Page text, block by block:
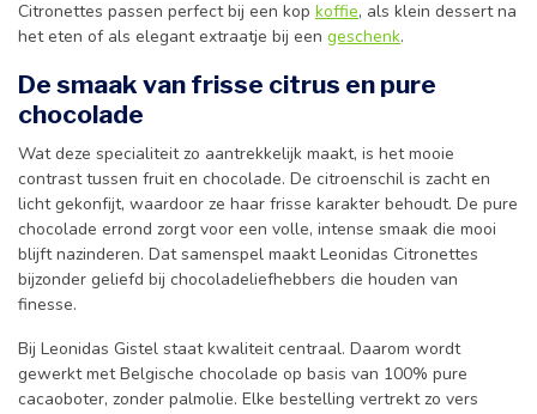
Citronettes passen perfect bij een kop koffie, als klein dessert na
het eten of als elegant extraatje bij een geschenk.
De smaak van frisse citrus en pure
chocolade
Wat deze specialiteit zo aantrekkelijk maakt, is het mooie
contrast tussen fruit en chocolade. De citroenschil is zacht en
licht gekonfijt, waardoor ze haar frisse karakter behoudt. De pure
chocolade errond zorgt voor een volle, intense smaak die mooi
blijft nazinderen. Dat samenspel maakt Leonidas Citronettes
bijzonder geliefd bij chocoladeliefhebbers die houden van
finesse.
Bij Leonidas Gistel staat kwaliteit centraal. Daarom wordt
gewerkt met Belgische chocolade op basis van 100% pure
cacaoboter, zonder palmolie. Elke bestelling vertrekt zo vers